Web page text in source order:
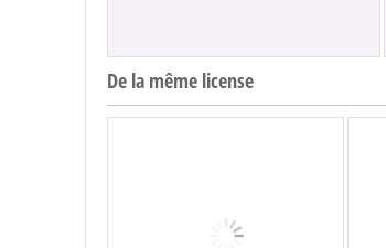
De la même license